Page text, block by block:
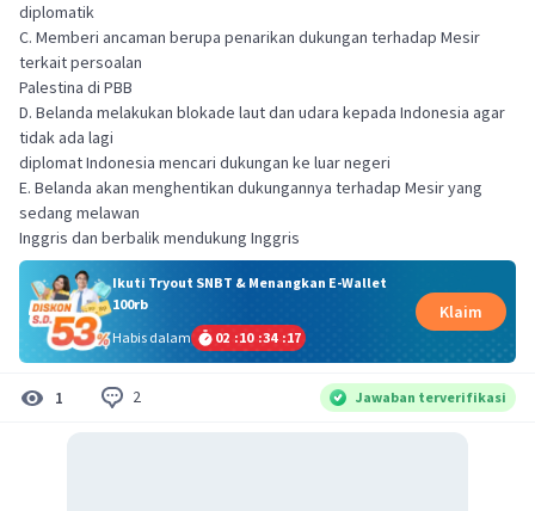
diplomatik
C. Memberi ancaman berupa penarikan dukungan terhadap Mesir
terkait persoalan
Palestina di PBB
D. Belanda melakukan blokade laut dan udara kepada Indonesia agar
tidak ada lagi
diplomat Indonesia mencari dukungan ke luar negeri
E. Belanda akan menghentikan dukungannya terhadap Mesir yang
sedang melawan
Inggris dan berbalik mendukung Inggris
Ikuti Tryout SNBT & Menangkan E-Wallet
100rb
Habis dalam
02 :10 :34 :16
Klaim
1 2 Jawaban terverifikasi